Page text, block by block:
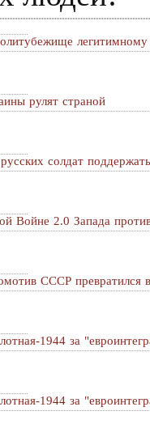
рулят страной
солдат
Войне 2.0 Запада
СССР превратился
1944 за
1944 за